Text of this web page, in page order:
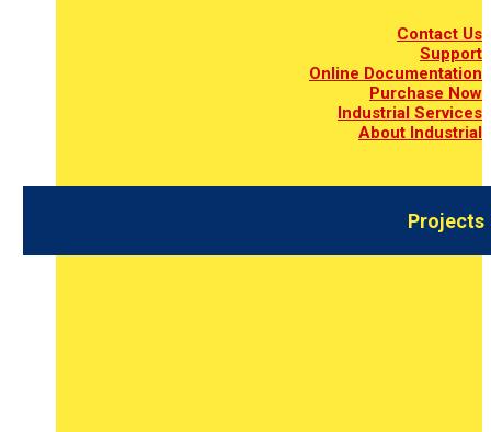
Contact Us
Support
Online Documentation
Purchase Now
Industrial Services
About Industrial
Projects